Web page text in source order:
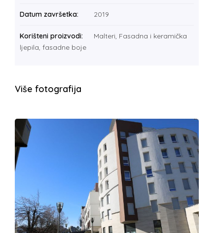
Datum završetka: 2019
Korišteni proizvodi:
Malteri, Fasadna i keramička
ljepila, fasadne boje
Više fotografija